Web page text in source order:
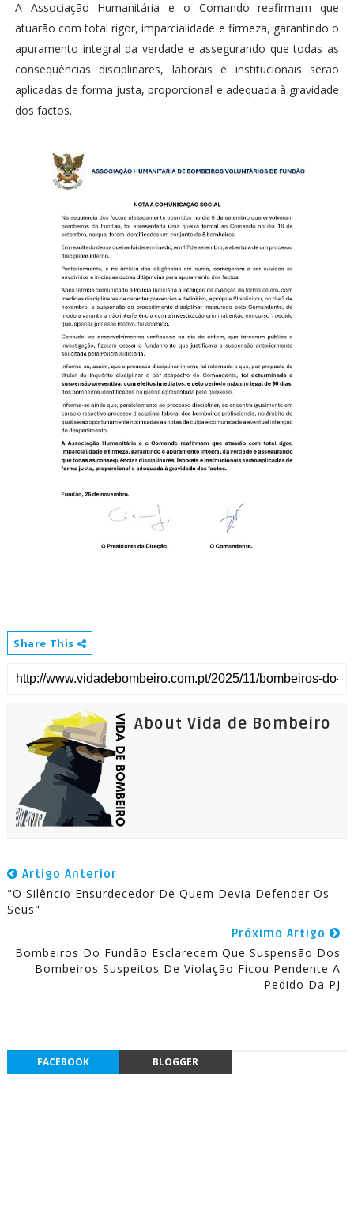
A Associação Humanitária e o Comando reafirmam que
atuarão com total rigor, imparcialidade e firmeza, garantindo o
apuramento integral da verdade e assegurando que todas as
consequências disciplinares, laborais e institucionais serão
aplicadas de forma justa, proporcional e adequada à gravidade
dos factos.
Share This
About Vida de Bombeiro
Artigo Anterior
"O Silêncio Ensurdecedor De Quem Devia Defender Os
Seus"
Próximo Artigo
Bombeiros Do Fundão Esclarecem Que Suspensão Dos
Bombeiros Suspeitos De Violação Ficou Pendente A
Pedido Da PJ
FACEBOOK BLOGGER